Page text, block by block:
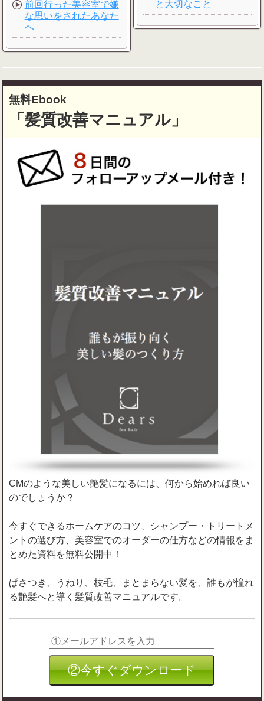
前回行った美容室で嫌
な思いをされたあなた
へ
と大切なこと
無料Ebook
「髪質改善マニュアル」
CMのような美しい艶髪になるには、何から始めれば良い
のでしょうか？
今すぐできるホームケアのコツ、シャンプー・トリートメ
ントの選び方、美容室でのオーダーの仕方などの情報をま
とめた資料を無料公開中！
ぱさつき、うねり、枝毛、まとまらない髪を、誰もが憧れ
る艶髪へと導く髪質改善マニュアルです。